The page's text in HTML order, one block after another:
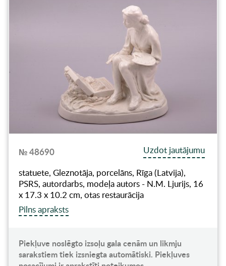
№ 48690
Uzdot jautājumu
statuete, Gleznotāja, porcelāns, Rīga (Latvija),
PSRS, autordarbs, modeļa autors - N.M. Ljurijs, 16
x 17.3 x 10.2 cm, otas restaurācija
Pilns apraksts
Piekļuve noslēgto izsoļu gala cenām un likmju
sarakstiem tiek izsniegta automātiski. Piekļuves